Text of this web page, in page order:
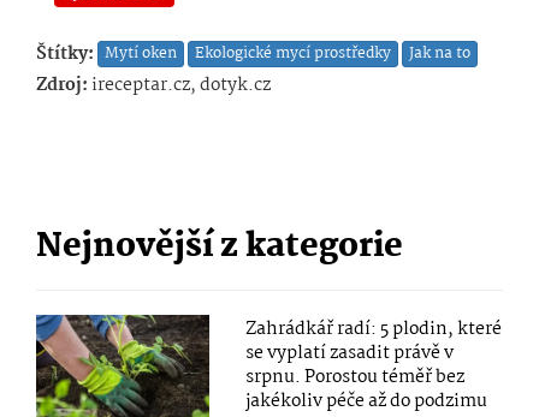
Štítky: Mytí oken Ekologické mycí prostředky Jak na to
Zdroj: ireceptar.cz, dotyk.cz
Nejnovější z kategorie
Zahrádkář radí: 5 plodin, které
se vyplatí zasadit právě v
srpnu. Porostou téměř bez
jakékoliv péče až do podzimu